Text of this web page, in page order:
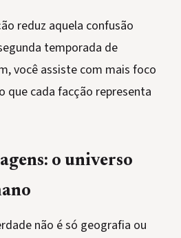
reduz aquela confusão
temporada de
você assiste com mais foco
que cada facção representa
o universo
não é só geografia ou